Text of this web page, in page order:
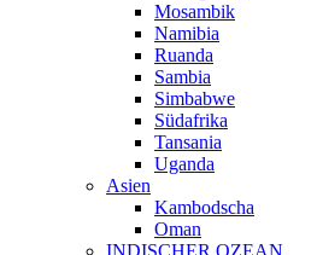
Mosambik
Namibia
Ruanda
Sambia
Simbabwe
Südafrika
Tansania
Uganda
Asien
Kambodscha
Oman
INDISCHER OZEAN